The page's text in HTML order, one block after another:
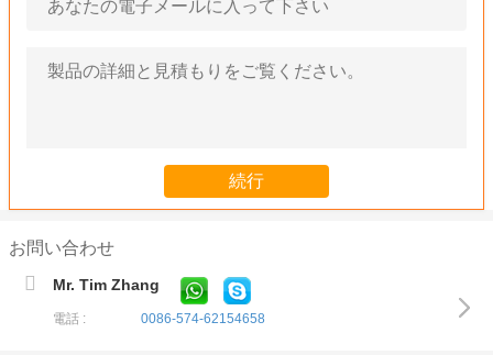
お問い合わせ
Mr. Tim Zhang
電話 : 0086-574-62154658